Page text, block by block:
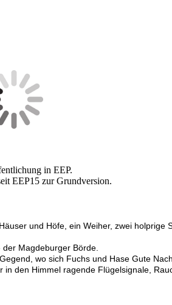
in EEP.
EEP15 zur Grundversion.
und Höfe, ein Weiher, zwei
Magdeburger Börde.
wo sich Fuchs und Hase Gute
den Himmel ragende Flügelsignale,